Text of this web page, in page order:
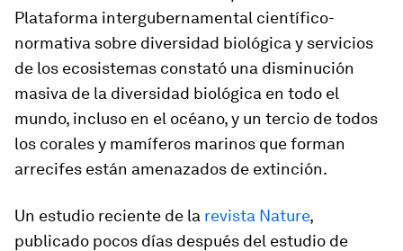
Plataforma intergubernamental científico-
normativa sobre diversidad biológica y servicios
de los ecosistemas constató una disminución
masiva de la diversidad biológica en todo el
mundo, incluso en el océano, y un tercio de todos
los corales y mamíferos marinos que forman
arrecifes están amenazados de extinción.
Un estudio reciente de la revista Nature,
publicado pocos días después del estudio de